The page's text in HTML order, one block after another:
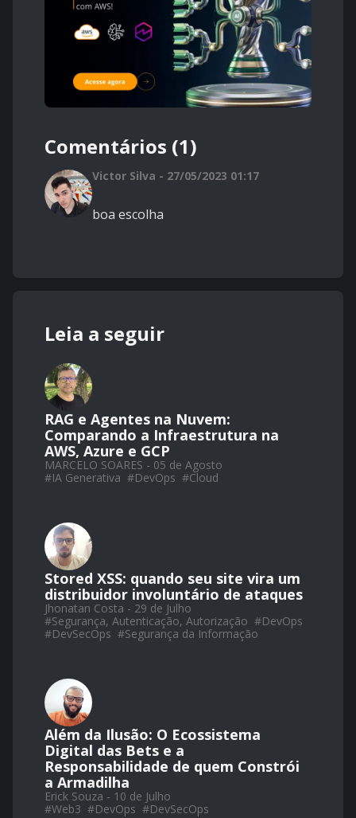
Comentários (1)
Victor Silva - 27/05/2023 01:17
boa escolha
Leia a seguir
RAG e Agentes na Nuvem:
Comparando a Infraestrutura na
AWS, Azure e GCP
MARCELO SOARES - 05 de Agosto
#IA Generativa #DevOps #Cloud
Stored XSS: quando seu site vira um
distribuidor involuntário de ataques
Jhonatan Costa - 29 de Julho
#Segurança, Autenticação, Autorização #DevOps
#DevSecOps #Segurança da Informação
Além da Ilusão: O Ecossistema
Digital das Bets e a
Responsabilidade de quem Constrói
a Armadilha
Erick Souza - 10 de Julho
#Web3 #DevOps #DevSecOps